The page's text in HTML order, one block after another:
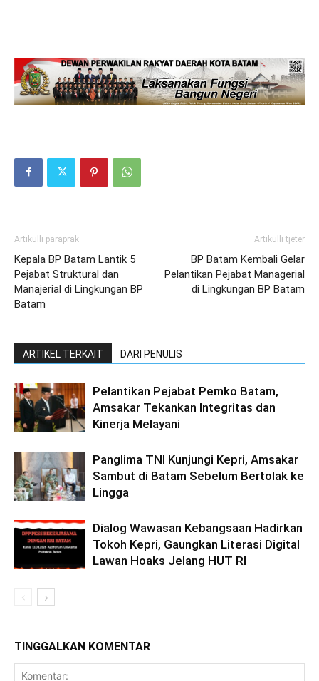
Artikulli paraprak
Kepala BP Batam Lantik 5
Pejabat Struktural dan
Manajerial di Lingkungan BP
Batam
Artikulli tjetër
BP Batam Kembali Gelar
Pelantikan Pejabat Managerial
di Lingkungan BP Batam
ARTIKEL TERKAIT DARI PENULIS
Pelantikan Pejabat Pemko Batam,
Amsakar Tekankan Integritas dan
Kinerja Melayani
Panglima TNI Kunjungi Kepri, Amsakar
Sambut di Batam Sebelum Bertolak ke
Lingga
Dialog Wawasan Kebangsaan Hadirkan
Tokoh Kepri, Gaungkan Literasi Digital
Lawan Hoaks Jelang HUT RI
TINGGALKAN KOMENTAR